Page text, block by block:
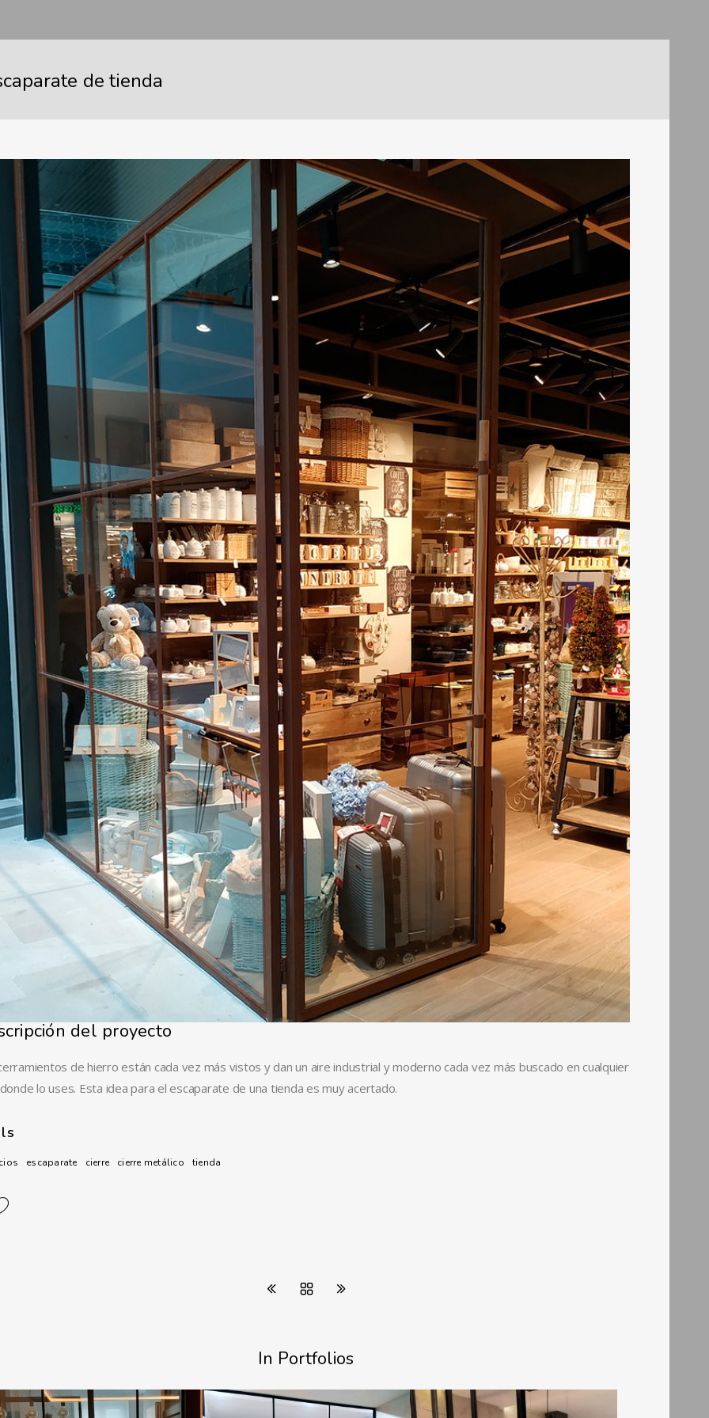
de tienda
del proyecto
de hierro están cada vez más vistos y dan un aire industrial y moderno cada vez más buscado en cualquier
lo uses. Esta idea para el escaparate de una tienda es muy acertado.
escaparate cierre cierre metálico tienda
In Portfolios